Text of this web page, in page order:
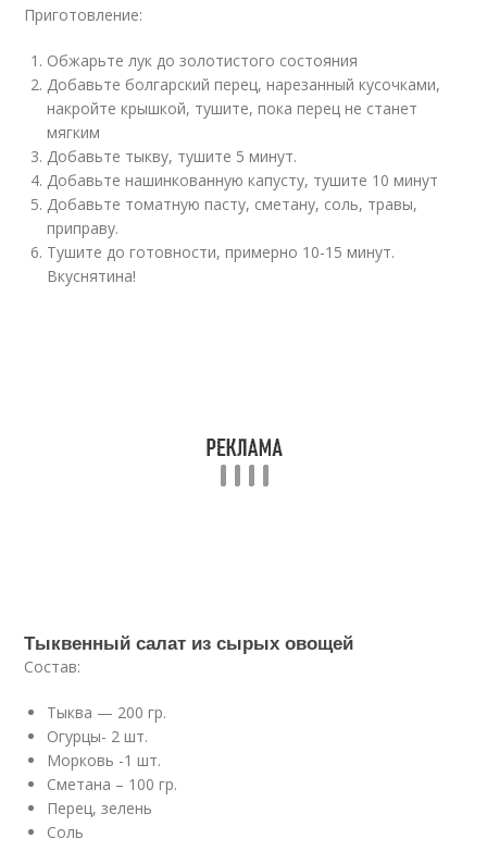
Приготовление:
Обжарьте лук до золотистого состояния
Добавьте болгарский перец, нарезанный кусочками,
накройте крышкой, тушите, пока перец не станет
мягким
Добавьте тыкву, тушите 5 минут.
Добавьте нашинкованную капусту, тушите 10 минут
Добавьте томатную пасту, сметану, соль, травы,
приправу.
Тушите до готовности, примерно 10-15 минут.
Вкуснятина!
Тыквенный салат из сырых овощей
Состав:
Тыква — 200 гр.
Огурцы- 2 шт.
Морковь -1 шт.
Сметана – 100 гр.
Перец, зелень
Соль